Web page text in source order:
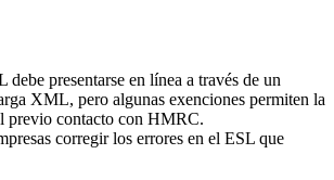
debe presentarse en línea a través de un
XML, pero algunas exenciones permiten la
previo contacto con HMRC.
corregir los errores en el ESL que